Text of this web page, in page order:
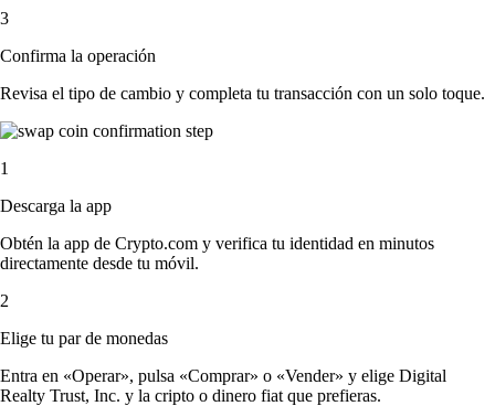
3
Confirma la operación
Revisa el tipo de cambio y completa tu transacción con un solo toque.
1
Descarga la app
Obtén la app de Crypto.com y verifica tu identidad en minutos
directamente desde tu móvil.
2
Elige tu par de monedas
Entra en «Operar», pulsa «Comprar» o «Vender» y elige Digital
Realty Trust, Inc. y la cripto o dinero fiat que prefieras.